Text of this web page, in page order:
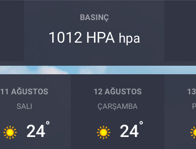
BASINÇ
1012 HPA hpa
11 AĞUSTOS
SALI
24°
12 AĞUSTOS
ÇARŞAMBA
24°